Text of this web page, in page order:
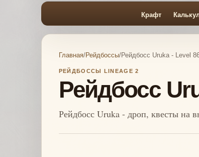
Крафт
Главная/Рейдбоссы/Рейдбосс Uruka - Level
РЕЙДБОССЫ LINEAGE 2
Рейдбосс
Рейдбосс Uruka - дроп, квесты на